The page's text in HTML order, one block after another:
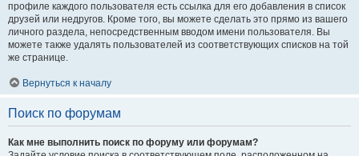
профиле каждого пользователя есть ссылка для его добавления в список
друзей или недругов. Кроме того, вы можете сделать это прямо из вашего
личного раздела, непосредственным вводом имени пользователя. Вы
можете также удалять пользователей из соответствующих списков на той
же странице.
Вернуться к началу
Поиск по форумам
Как мне выполнить поиск по форуму или форумам?